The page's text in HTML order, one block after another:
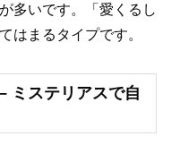
多いです。「愛くるし
はまるタイプです。
ミステリアスで自